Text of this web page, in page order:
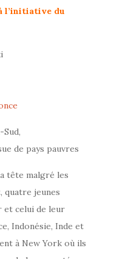
l’initiative du
de pays pauvres
tête malgré les
quatre jeunes
et celui de leur
Indonésie, Inde et
à New York où ils